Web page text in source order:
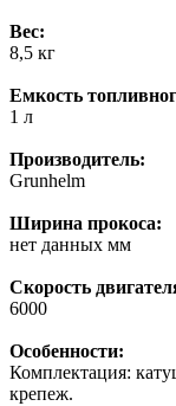
Вес:
8,5 кг
Емкость
1 л
Производитель:
Grunhelm
Ширина прокоса:
нет данных мм
Скорость
6000
Особенности:
Комплектация:
крепеж.